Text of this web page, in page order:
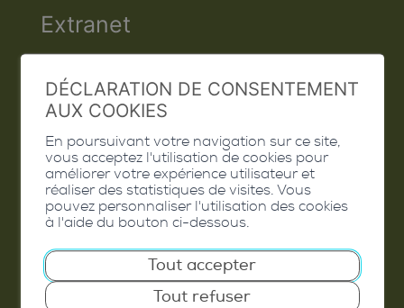
Extranet
Valais Excellence
Commune de Conthey
Route de Savoie 54
1975 St-Séverin
T. 027 345 45 45
info@conthey.ch
DÉCLARATION DE CONSENTEMENT
AUX COOKIES
En poursuivant votre navigation sur ce site,
vous acceptez l'utilisation de cookies pour
améliorer votre expérience utilisateur et
réaliser des statistiques de visites. Vous
pouvez personnaliser l'utilisation des cookies
à l'aide du bouton ci-dessous.
Tout accepter
Tout refuser